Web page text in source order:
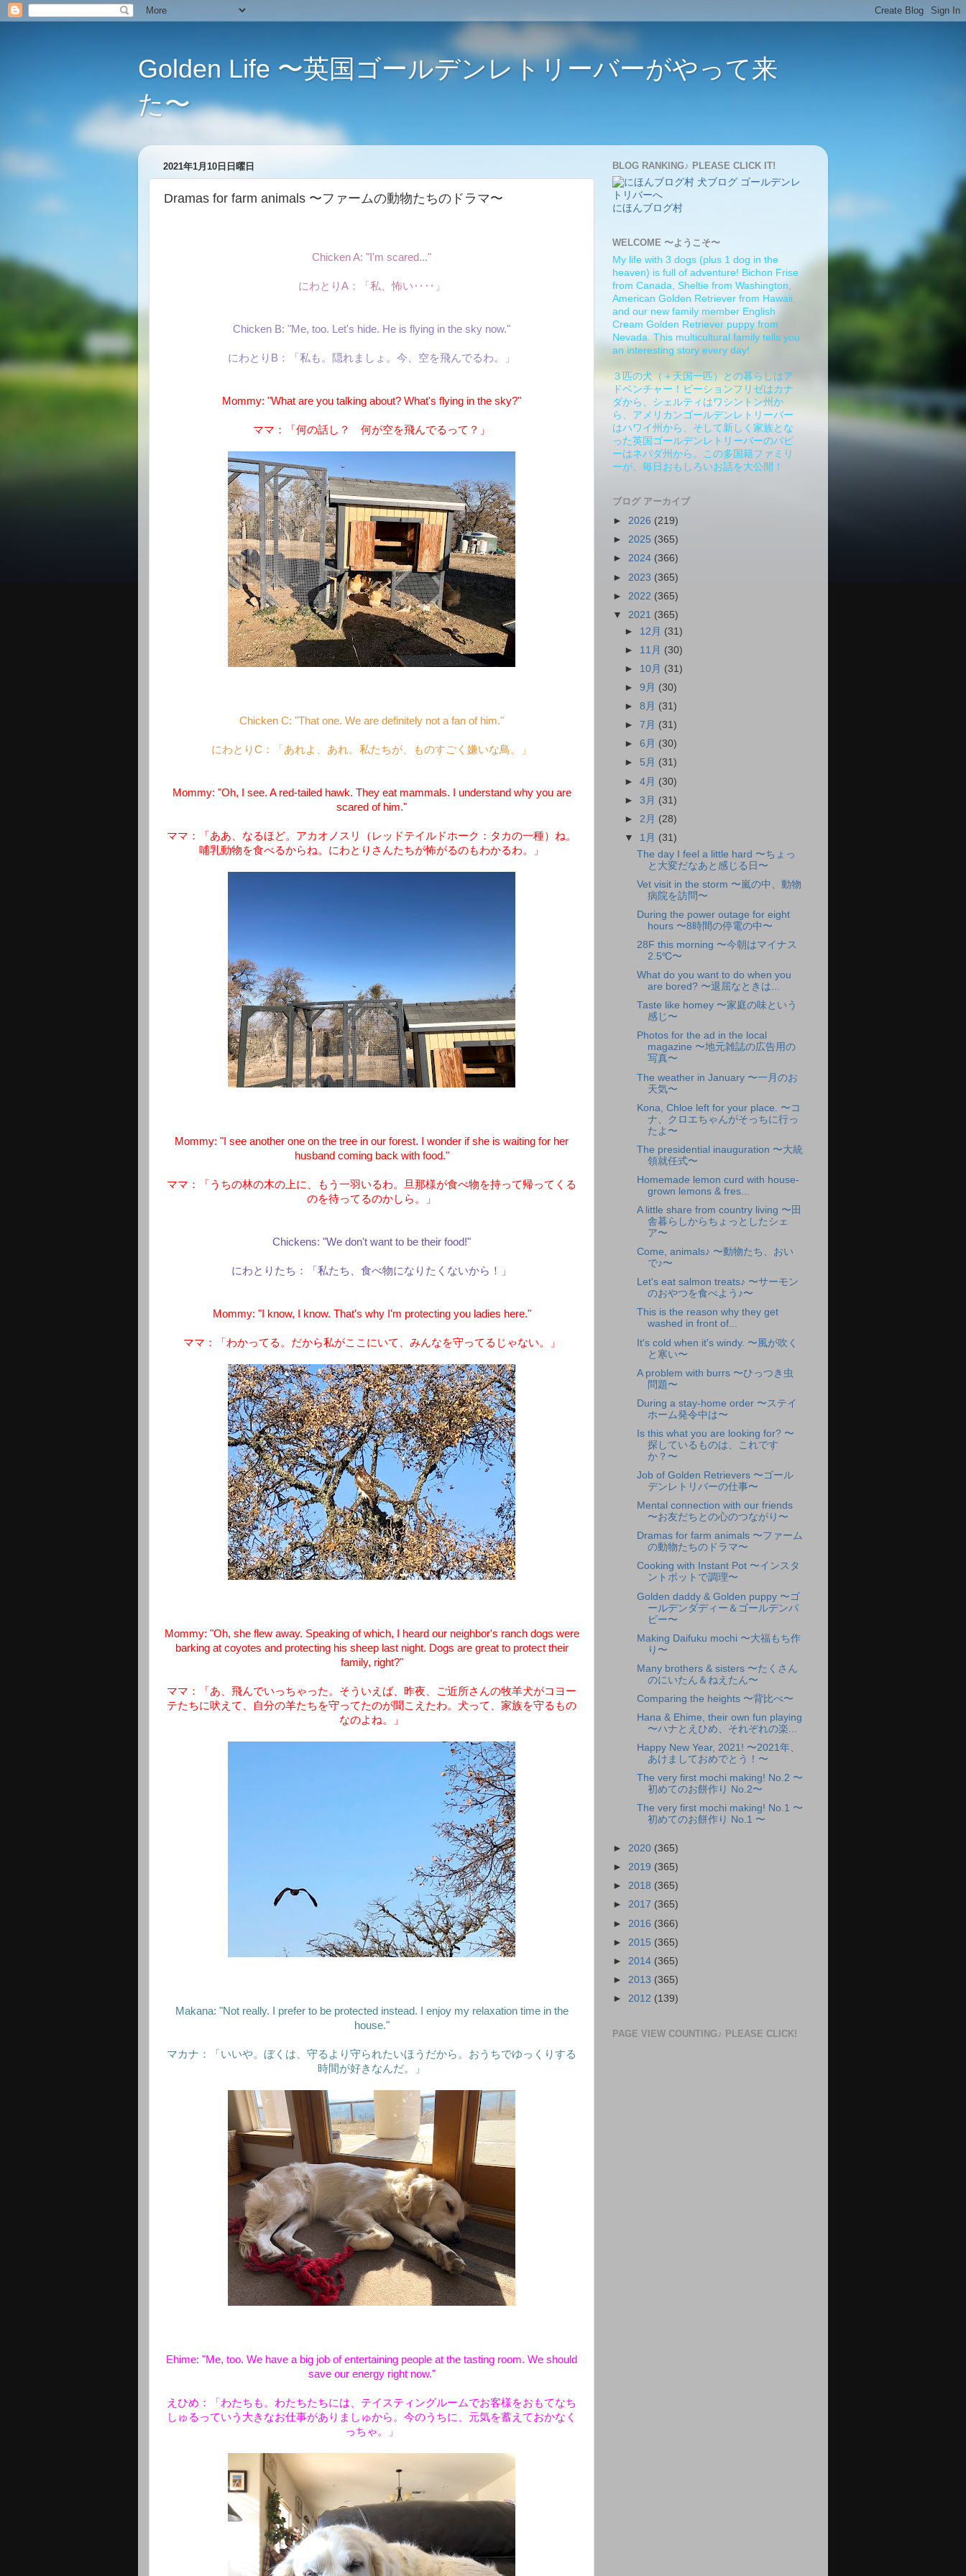
Golden Life 〜英国ゴールデンレトリーバーがやって来
た〜
2021年1月10日日曜日
Dramas for farm animals 〜ファームの動物たちのドラマ〜
Chicken A: "I'm scared..."
にわとりA：「私、怖い‥‥」
Chicken B: "Me, too. Let's hide. He is flying in the sky now."
にわとりB：「私も。隠れましょ。今、空を飛んでるわ。」
Mommy: "What are you talking about? What's flying in the sky?"
ママ：「何の話し？ 何が空を飛んでるって？」
Chicken C: "That one. We are definitely not a fan of him."
にわとりC：「あれよ、あれ。私たちが、ものすごく嫌いな鳥。」
Mommy: "Oh, I see. A red-tailed hawk. They eat mammals. I understand why you are
scared of him."
ママ：「ああ、なるほど。アカオノスリ（レッドテイルドホーク：タカの一種）ね。
哺乳動物を食べるからね。にわとりさんたちが怖がるのもわかるわ。」
Mommy: "I see another one on the tree in our forest. I wonder if she is waiting for her
husband coming back with food."
ママ：「うちの林の木の上に、もう一羽いるわ。旦那様が食べ物を持って帰ってくる
のを待ってるのかしら。」
Chickens: "We don't want to be their food!"
にわとりたち：「私たち、食べ物になりたくないから！」
Mommy: "I know, I know. That's why I'm protecting you ladies here."
ママ：「わかってる。だから私がここにいて、みんなを守ってるじゃない。」
Mommy: "Oh, she flew away. Speaking of which, I heard our neighbor's ranch dogs were
barking at coyotes and protecting his sheep last night. Dogs are great to protect their
family, right?"
ママ：「あ、飛んでいっちゃった。そういえば、昨夜、ご近所さんの牧羊犬がコヨー
テたちに吠えて、自分の羊たちを守ってたのが聞こえたわ。犬って、家族を守るもの
なのよね。」
Makana: "Not really. I prefer to be protected instead. I enjoy my relaxation time in the
house."
マカナ：「いいや。ぼくは、守るより守られたいほうだから。おうちでゆっくりする
時間が好きなんだ。」
Ehime: "Me, too. We have a big job of entertaining people at the tasting room. We should
save our energy right now."
えひめ：「わたちも。わたちたちには、テイスティングルームでお客様をおもてなち
しゅるっていう大きなお仕事がありましゅから。今のうちに、元気を蓄えておかなく
っちゃ。」
BLOG RANKING♪ PLEASE CLICK IT!
にほんブログ村
WELCOME 〜ようこそ〜
My life with 3 dogs (plus 1 dog in the
heaven) is full of adventure! Bichon Frise
from Canada, Sheltie from Washington,
American Golden Retriever from Hawaii,
and our new family member English
Cream Golden Retriever puppy from
Nevada. This multicultural family tells you
an interesting story every day!
３匹の犬（＋天国一匹）との暮らしはア
ドベンチャー！ビーションフリゼはカナ
ダから、シェルティはワシントン州か
ら、アメリカンゴールデンレトリーバー
はハワイ州から、そして新しく家族とな
った英国ゴールデンレトリーバーのパピ
ーはネバダ州から。この多国籍ファミリ
ーが、毎日おもしろいお話を大公開！
ブログ アーカイブ
► 2026 (219)
► 2025 (365)
► 2024 (366)
► 2023 (365)
► 2022 (365)
▼ 2021 (365)
► 12月 (31)
► 11月 (30)
► 10月 (31)
►9月 (30)
►8月 (31)
►7月 (31)
►6月 (30)
► 5月 (31)
►4月 (30)
►3月 (31)
► 2月 (28)
▼ 1月 (31)
The day I feel a little hard 〜ちょっ
と大変だなあと感じる日〜
Vet visit in the storm 〜嵐の中、動物
病院を訪問〜
During the power outage for eight
hours 〜8時間の停電の中〜
28F this morning 〜今朝はマイナス
2.5℃〜
What do you want to do when you
are bored? 〜退屈なときは...
Taste like homey 〜家庭の味という
感じ〜
Photos for the ad in the local
magazine 〜地元雑誌の広告用の
写真〜
The weather in January 〜一月のお
天気〜
Kona, Chloe left for your place. 〜コ
ナ、クロエちゃんがそっちに行っ
たよ〜
The presidential inauguration 〜大統
領就任式〜
Homemade lemon curd with house-
grown lemons & fres...
A little share from country living 〜田
舎暮らしからちょっとしたシェ
ア〜
Come, animals♪ 〜動物たち、おい
で♪〜
Let's eat salmon treats♪ 〜サーモン
のおやつを食べよう♪〜
This is the reason why they get
washed in front of...
It's cold when it's windy. 〜風が吹く
と寒い〜
A problem with burrs 〜ひっつき虫
問題〜
During a stay-home order 〜ステイ
ホーム発令中は〜
Is this what you are looking for? 〜
探しているものは、これです
か？〜
Job of Golden Retrievers 〜ゴール
デンレトリバーの仕事〜
Mental connection with our friends
〜お友だちとの心のつながり〜
Dramas for farm animals 〜ファーム
の動物たちのドラマ〜
Cooking with Instant Pot 〜インスタ
ントポットで調理〜
Golden daddy & Golden puppy 〜ゴ
ールデンダディー＆ゴールデンパ
ピー〜
Making Daifuku mochi 〜大福もち作
り〜
Many brothers & sisters 〜たくさん
のにいたん＆ねえたん〜
Comparing the heights 〜背比べ〜
Hana & Ehime, their own fun playing
〜ハナとえひめ、それぞれの楽...
Happy New Year, 2021! 〜2021年、
あけましておめでとう！〜
The very first mochi making! No.2 〜
初めてのお餅作り No.2〜
The very first mochi making! No.1 〜
初めてのお餅作り No.1 〜
► 2020 (365)
► 2019 (365)
► 2018 (365)
► 2017 (365)
► 2016 (366)
► 2015 (365)
► 2014 (365)
► 2013 (365)
► 2012 (139)
PAGE VIEW COUNTING♪ PLEASE CLICK!